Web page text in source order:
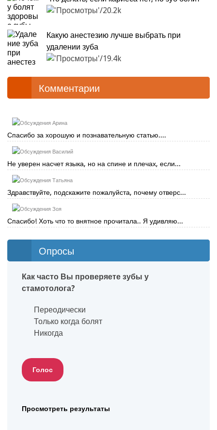
20.2k
Какую анестезию лучше выбрать при
удалении зуба
19.4k
Комментарии
Арина
Спасибо за хорошую и познавательную статью....
Василий
Не уверен насчет языка, но на спине и плечах, если...
Татьяна
Здравствуйте, подскажите пожалуйста, почему отверс...
Зоя
Спасибо! Хоть что то внятное прочитала.. Я удивляю...
Опросы
Как часто Вы проверяете зубы у
стамотолога?
Переодически
Только когда болят
Никогда
Просмотреть результаты